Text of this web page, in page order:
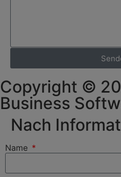
Copyright ©
Business
Nach
Name